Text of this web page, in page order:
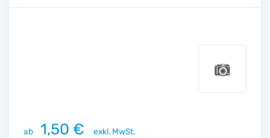
ab 1,50 €
exkl. MwSt.